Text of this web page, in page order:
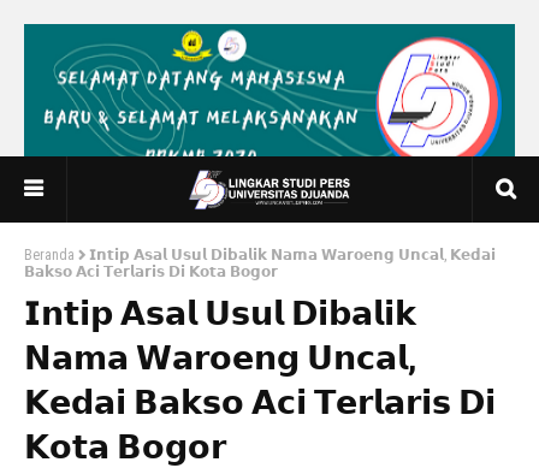
Beranda
𝗜𝗻𝘁𝗶𝗽 𝗔𝘀𝗮𝗹 𝗨𝘀𝘂𝗹 𝗗𝗶𝗯𝗮𝗹𝗶𝗸 𝗡𝗮𝗺𝗮 𝗪𝗮𝗿𝗼𝗲𝗻𝗴 𝗨𝗻𝗰𝗮𝗹, 𝗞𝗲𝗱𝗮𝗶
𝗕𝗮𝗸𝘀𝗼 𝗔𝗰𝗶 𝗧𝗲𝗿𝗹𝗮𝗿𝗶𝘀 𝗗𝗶 𝗞𝗼𝘁𝗮 𝗕𝗼𝗴𝗼𝗿
𝗜𝗻𝘁𝗶𝗽 𝗔𝘀𝗮𝗹 𝗨𝘀𝘂𝗹 𝗗𝗶𝗯𝗮𝗹𝗶𝗸
𝗡𝗮𝗺𝗮 𝗪𝗮𝗿𝗼𝗲𝗻𝗴 𝗨𝗻𝗰𝗮𝗹,
𝗞𝗲𝗱𝗮𝗶 𝗕𝗮𝗸𝘀𝗼 𝗔𝗰𝗶 𝗧𝗲𝗿𝗹𝗮𝗿𝗶𝘀 𝗗𝗶
𝗞𝗼𝘁𝗮 𝗕𝗼𝗴𝗼𝗿